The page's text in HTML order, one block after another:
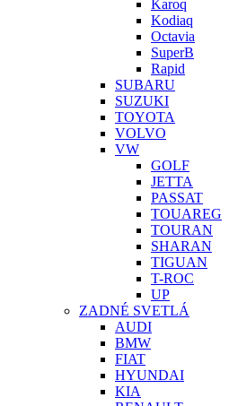
Karoq
Kodiaq
Octavia
SuperB
Rapid
SUBARU
SUZUKI
TOYOTA
VOLVO
VW
GOLF
JETTA
PASSAT
TOUAREG
TOURAN
SHARAN
TIGUAN
T-ROC
UP
ZADNÉ SVETLÁ
AUDI
BMW
FIAT
HYUNDAI
KIA